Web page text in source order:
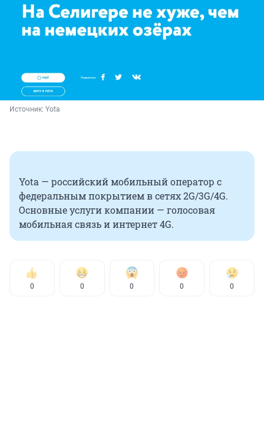
Источник: Yota
Yota — российский мобильный оператор с
федеральным покрытием в сетях 2G/3G/4G.
Основные услуги компании — голосовая
мобильная связь и интернет 4G.
0 0 0 0 0